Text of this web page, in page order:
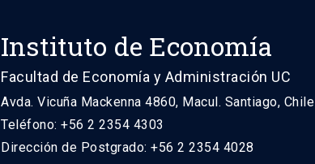
Instituto de Economía
Facultad de Economía y Administración UC
Avda. Vicuña Mackenna 4860, Macul. Santiago, Chile
Teléfono: +56 2 2354 4303
Dirección de Postgrado: +56 2 2354 4028